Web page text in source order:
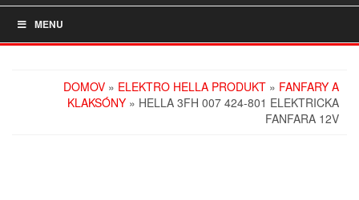
MENU
DOMOV » ELEKTRO HELLA PRODUKT » FANFARY A
KLAKSÓNY » HELLA 3FH 007 424-801 ELEKTRICKA
FANFARA 12V